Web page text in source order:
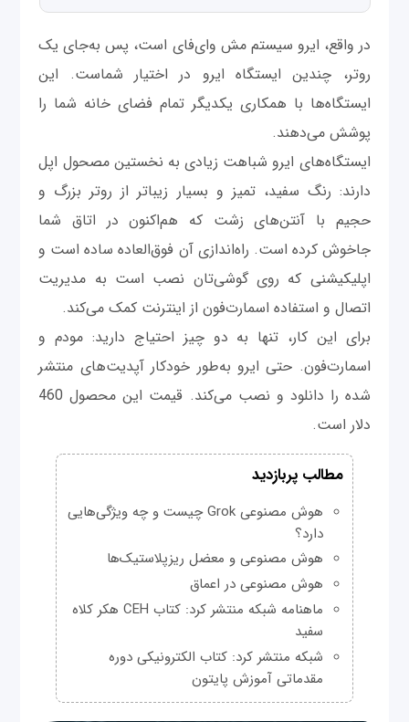
در واقع، ایرو سیستم مش وای‌فای است، پس به‌جای یک
روتر، چندین ایستگاه ایرو در اختیار شماست. این
ایستگاه‌ها با همکاری یکدیگر تمام فضای خانه شما را
پوشش می‌دهند.
ایستگاه‌های ایرو شباهت زیادی به نخستین مصحول اپل
دارند: رنگ سفید، تمیز و بسیار زیباتر از روتر بزرگ و
حجیم با آنتن‌های زشت که هم‌اکنون در اتاق شما
جاخوش کرده است. راه‌اندازی آن فوق‌العاده ساده است و
اپلیکیشنی که روی گوشی‌تان نصب است به مدیریت
اتصال و استفاده اسمارت‌فون از اینترنت کمک می‌کند.
برای این کار، تنها به دو چیز احتیاج دارید: مودم و
اسمارت‌فون. حتی ایرو به‌طور خودکار آپدیت‌های منتشر
شده را دانلود و نصب می‌کند. قیمت این محصول 460
دلار است.
مطالب پربازدید
هوش مصنوعی Grok چیست و چه ویژگی‌هایی
دارد؟
هوش مصنوعی و معضل ریزپلاستیک‌ها
هوش مصنوعی در اعماق
ماهنامه شبکه منتشر کرد: کتاب CEH هکر کلاه
سفید
شبکه منتشر کرد: کتاب الکترونیکی دوره
مقدماتی آموزش پایتون